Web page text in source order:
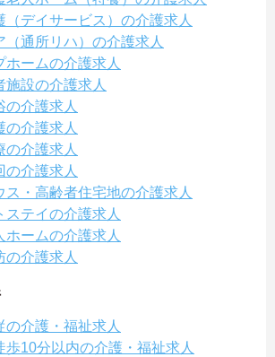
デイサービス）の介護求人
通所リハ）の介護求人
ームの介護求人
設の介護求人
の介護求人
の介護求人
の介護求人
の介護求人
・高齢者住宅地の介護求人
テイの介護求人
ームの介護求人
の介護求人
介護・福祉求人
10分以内の介護・福祉求人